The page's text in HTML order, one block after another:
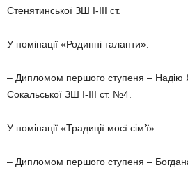
Сте­нятинської ЗШ І-ІІІ ст.
У номінації «Родинні таланти»:
– Дипломом першого ступеня – Надію
Сокальської ЗШ І-ІІІ ст. №4.
У номінації «Традиції моєї сім’ї»:
– Дипломом першого ступеня –